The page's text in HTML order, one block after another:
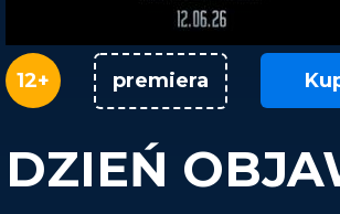
12+ premiera
DZIEŃ